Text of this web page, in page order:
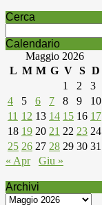
Cerca
per:
Calendario
Maggio 2026
L M M G V S D
1
2
3
4
5 6 7 8 9
10
11 12 13 14 15 16 17
18 19 20 21 22 23 24
25 26 27 28 29 30 31
« Apr
Giu »
Archivi
Archivi